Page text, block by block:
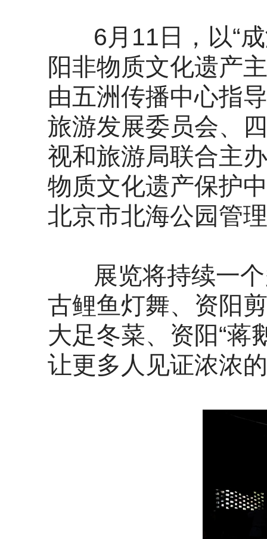
6月11日，以“成
阳非物质文化遗产
由五洲传播中心指
旅游发展委员会、
视和旅游局联合主
物质文化遗产保护
北京市北海公园管
展览将持续一个
古鲤鱼灯舞、资阳
大足冬菜、资阳“蒋
让更多人见证浓浓